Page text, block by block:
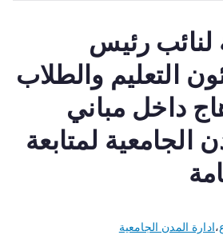
لنائب رئيس
التعليم والطلاب
داخل مباني
الجامعية لمتابعة
،ادارة المدن الجامعية